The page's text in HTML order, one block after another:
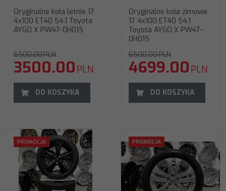
Oryginalne koła letnie 17
4x100 ET40 54.1 Toyota
AYGO X PW47-0H015
6500.00PLN
3500.00 PLN
DO KOSZYKA
DOT 2024/25r
Oryginalne koła zimowe
17 4x100 ET40 54.1
Toyota AYGO X PW47-
0H015
6500.00PLN
4699.00 PLN
DO KOSZYKA
PROMOCJA PROMOCJA
Oryginalne koła zimowe 18
5x114.3 Toyota CH-R II
225/55R18 Nokian TPMS
Kod producenta : PW457-
42001S
Przeznaczenie zimowe